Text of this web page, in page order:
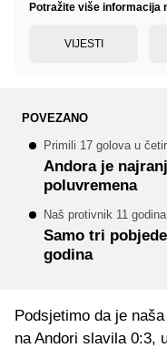
Potražite više informacija
VIJESTI
POVEZANO
Primili 17 golova u
Andora je
poluvremena
Naš protivnik 11
Samo tri
godina
Podsjetimo da je
na Andori slavila 0:3,